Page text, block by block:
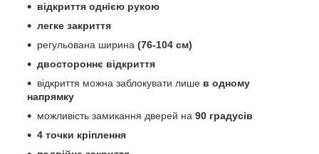
відкриття однією рукою
легке закриття
регульована ширина (76-104 см)
двостороннє відкриття
відкриття можна заблокувати лише в одному
напрямку
можливість замикання дверей на 90 градусів
4 точки кріплення